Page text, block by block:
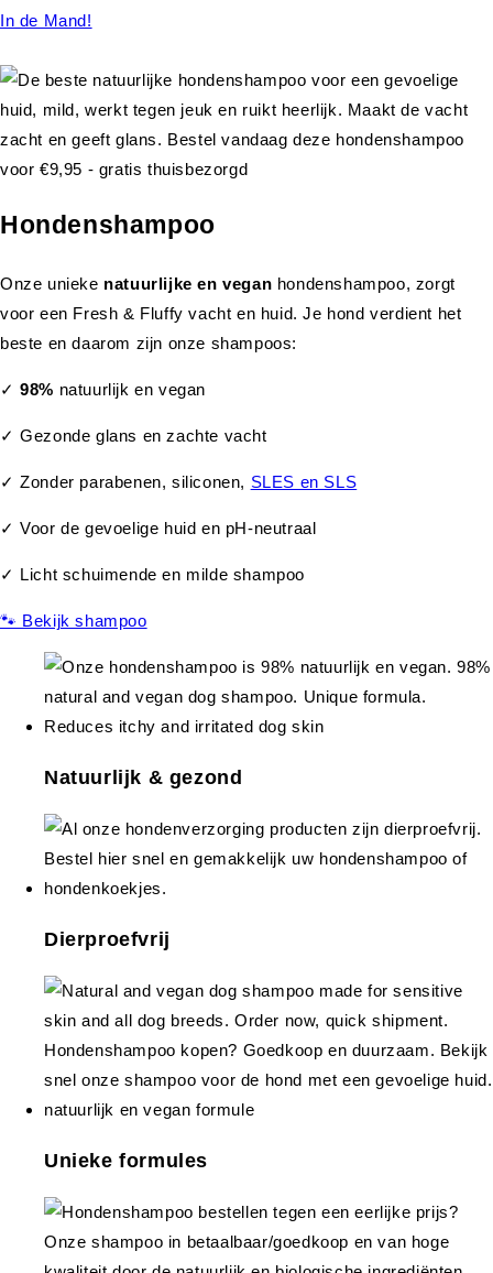
In de Mand!
Hondenshampoo
Onze unieke natuurlijke en vegan hondenshampoo, zorgt
voor een Fresh & Fluffy vacht en huid. Je hond verdient het
beste en daarom zijn onze shampoos:
✓98% natuurlijk en vegan
✓ Gezonde glans en zachte vacht
✓ Zonder parabenen, siliconen, SLES en SLS
✓ Voor de gevoelige huid en pH-neutraal
✓ Licht schuimende en milde shampoo
🐾 Bekijk shampoo
Natuurlijk & gezond
Dierproefvrij
Unieke formules